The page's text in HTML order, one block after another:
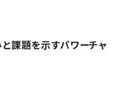
課題を示すパワーチャ